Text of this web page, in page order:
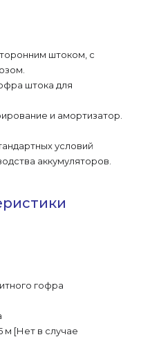
штоком, с
штока для
и амортизатор.
условий
аккумуляторов.
гофра
м [Нет в случае